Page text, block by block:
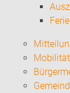
Mobilität